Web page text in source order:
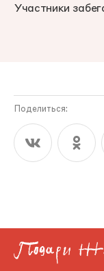
Участники
Поделиться: